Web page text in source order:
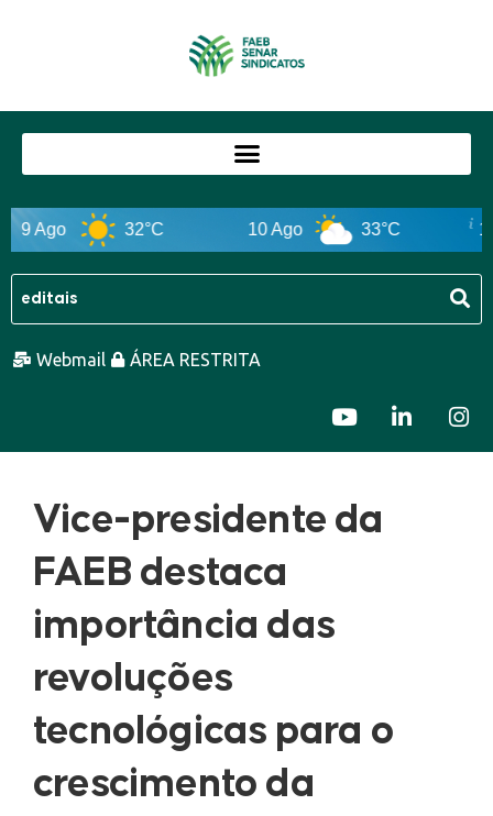
Ago 32°C 10 Ago 33°C 11
Webmail ÁREA RESTRITA
Vice-presidente da
FAEB destaca
importância das
revoluções
tecnológicas para o
crescimento da